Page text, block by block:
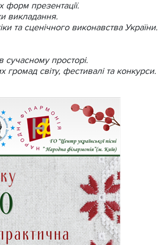
форм презентації.
викладання.
та сценічного виконавства України.
сучасному просторі.
громад світу, фестивалі та конкурси.